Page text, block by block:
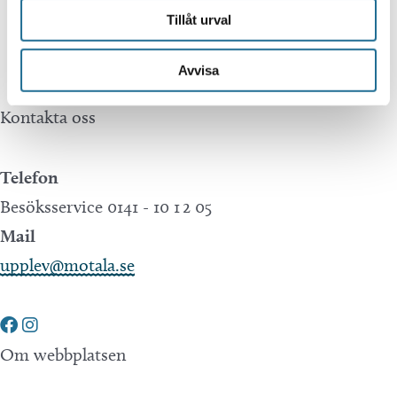
Tillåt urval
Avvisa
mistakes in translations performed by Google
Translate.
Kontakta oss
Telefon
Besöksservice 0141 - 10 1 2 05
Mail
upplev@motala.se
Om webbplatsen